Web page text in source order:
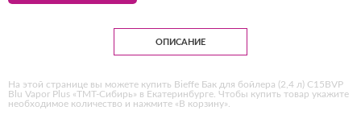
ОПИСАНИЕ
На этой странице вы можете купить Bieffe Бак для бойлера (2,4 л) C15BVP
Blu Vapor Plus «ТМТ-Сибирь» в Екатеринбурге. Чтобы купить товар укажите
необходимое количество и нажмите «В корзину».